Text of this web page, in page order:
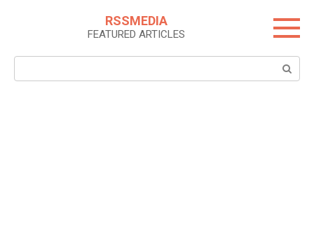
RSSMEDIA
FEATURED ARTICLES
Search: